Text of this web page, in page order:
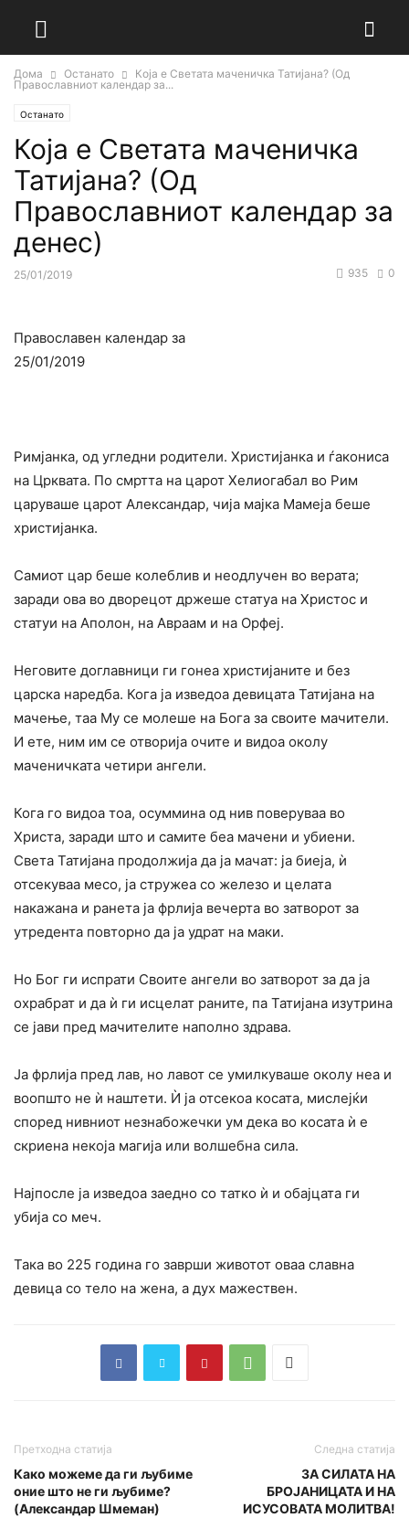
Дома Останато
Која е Светата маченичка Татијана? (Од
Православниот календар за...
Останато
Која е Светата маченичка
Татијана? (Од
Православниот календар за
денес)
25/01/2019 0
935
Православен календар за
25/01/2019
Римјанка, од угледни родители. Христијанка и ѓакониса
на Црквата. По смртта на царот Хелиогабал во Рим
царуваше царот Александар, чија мајка Мамеја беше
христијанка.
Самиот цар беше колеблив и неодлучен во верата;
заради ова во дворецот држеше статуа на Христос и
статуи на Аполон, на Авраам и на Орфеј.
Неговите доглавници ги гонеа христијаните и без
царска наредба. Кога ја изведоа девицата Татијана на
мачење, таа Му се молеше на Бога за своите мачители.
И ете, ним им се отворија очите и видоа околу
маченичката четири ангели.
Кога го видоа тоа, осуммина од нив поверуваа во
Христа, заради што и самите беа мачени и убиени.
Света Татијана продолжија да ја мачат: ја биеја, ѝ
отсекуваа месо, ја стружеа со железо и целата
накажана и ранета ја фрлија вечерта во затворот за
утредента повторно да ја удрат на маки.
Но Бог ги испрати Своите ангели во затворот за да ја
охрабрат и да ѝ ги исцелат раните, па Татијана изутрина
се јави пред мачителите наполно здрава.
Ја фрлија пред лав, но лавот се умилкуваше околу неа и
воопшто не ѝ наштети. Ѝ ја отсекоа косата, мислејќи
според нивниот незнабожечки ум дека во косата ѝ е
скриена некоја магија или волшебна сила.
Најпосле ја изведоа заедно со татко ѝ и обајцата ги
убија со меч.
Така во 225 година го заврши животот оваа славна
девица со тело на жена, а дух мажествен.
Претходна статија
Како можеме да ги љубиме
оние што не ги љубиме?
(Александар Шмеман)
Следна статија
ЗА СИЛАТА НА
БРОЈАНИЦАТА И НА
ИСУСОВАТА МОЛИТВА!